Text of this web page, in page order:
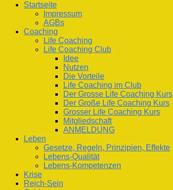
Life Coaching Club
Für Deine Lebenskompetenz
Startseite
Impressum
AGBs
Coaching
Life Coaching
Life Coaching Club
Idee
Nutzen
Die Vorteile
Life Coaching im Club
Der Grosse Life Coaching Kurs
Der Große Life Coaching Kurs
Grosser Life Coaching Kurs
Mitgliedschaft
ANMELDUNG
Leben
Gesetze, Regeln, Prinzipien, Effekte
Lebens-Qualität
Lebens-Kompetenzen
Krise
Reich-Sein